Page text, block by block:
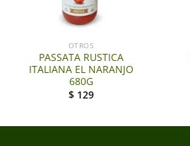
OTROS
PASSATA RUSTICA
ITALIANA EL NARANJO
680G
$ 129